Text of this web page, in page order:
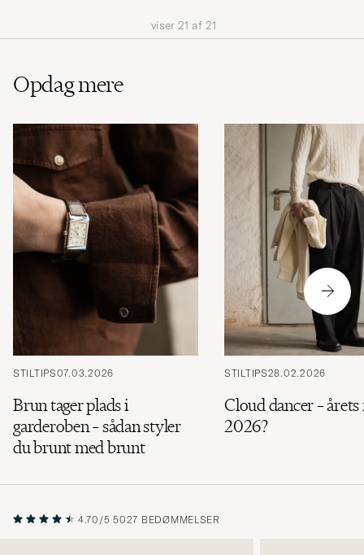
viser 21 af 21
Opdag mere
STILTIPS07.03.2026
Brun tager plads i
garderoben – sådan styler
du brunt med brunt
STILTIPS28.02.2026
Cloud dancer – årets
2026?
4.70/5 5027 BEDØMMELSER